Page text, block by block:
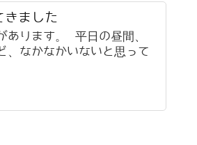
きました
あります。 平日の昼間、
、なかなかいないと思って